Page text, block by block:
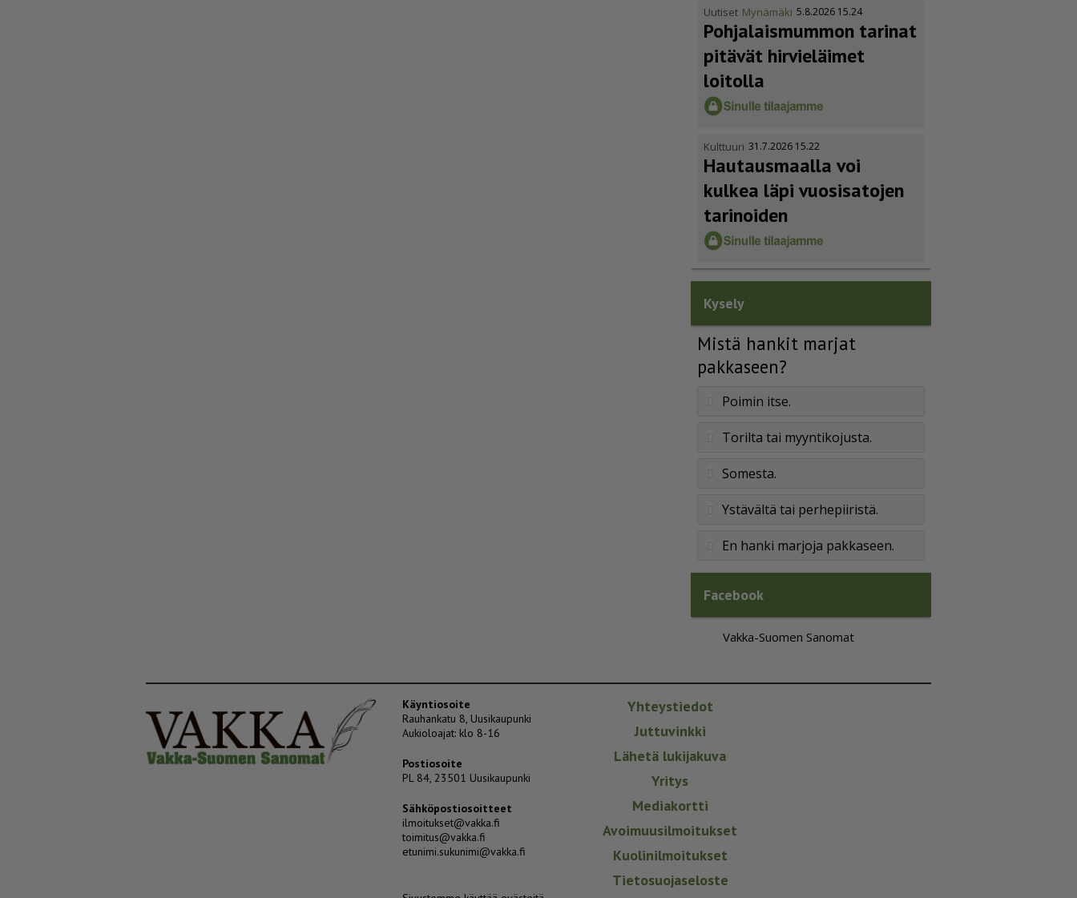
Uutiset Mynämäki 5.8.2026 15.24
Pohja­lais­mummon tarinat
pitävät hirvieläimet
loitolla
Kulttuuri 31.7.2026 15.22
Hautausmaalla voi
kulkea läpi vuosisatojen
tarinoiden
Kysely
Mistä hankit marjat
pakkaseen?
Poimin itse.
Torilta tai myyntikojusta.
Somesta.
Ystävältä tai perhepiiristä.
En hanki marjoja pakkaseen.
Facebook
Vakka-Suomen Sanomat
Käyntiosoite
Rauhankatu 8, Uusikaupunki
Aukioloajat: klo 8-16
Postiosoite
PL 84, 23501 Uusikaupunki
Sähköpostiosoitteet
ilmoitukset@vakka.fi
toimitus@vakka.fi
etunimi.sukunimi@vakka.fi
Yhteystiedot
Juttuvinkki
Lähetä lukijakuva
Yritys
Mediakortti
Avoimuusilmoitukset
Kuolinilmoitukset
Tietosuojaseloste